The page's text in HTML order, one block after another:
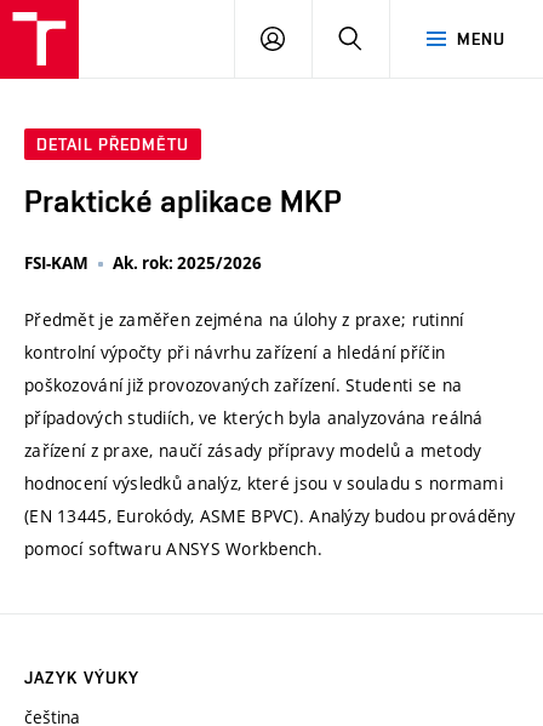
MENU
PŘIHLÁSIT
DETAIL PŘEDMĚTU
Praktické aplikace MKP
FSI-KAM Ak. rok: 2025/2026
Předmět je zaměřen zejména na úlohy z praxe; rutinní
kontrolní výpočty při návrhu zařízení a hledání příčin
poškozování již provozovaných zařízení. Studenti se na
případových studiích, ve kterých byla analyzována reálná
zařízení z praxe, naučí zásady přípravy modelů a metody
hodnocení výsledků analýz, které jsou v souladu s normami
(EN 13445, Eurokódy, ASME BPVC). Analýzy budou prováděny
pomocí softwaru ANSYS Workbench.
JAZYK VÝUKY
čeština